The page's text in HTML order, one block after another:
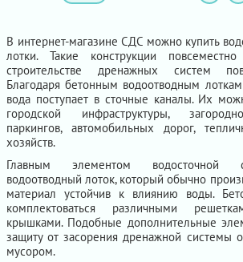
В интернет-магазине СДС можно купить
лотки. Такие конструкции
строительстве дренажных систем
Благодаря бетонным водоотводным
вода поступает в сточные каналы. Их
городской инфраструктуры,
паркингов, автомобильных дорог,
хозяйств.
Главным элементом водосточной
водоотводный лоток, который обычно
материал устойчив к влиянию воды.
комплектоваться различными
крышками. Подобные дополнительные
защиту от засорения дренажной системы
мусором.